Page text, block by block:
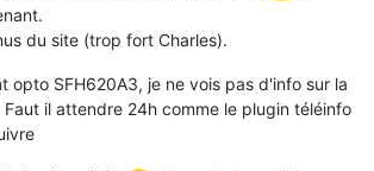
du site (trop fort Charles).
opto SFH620A3, je ne vois pas d'info sur la
il attendre 24h comme le plugin téléinfo